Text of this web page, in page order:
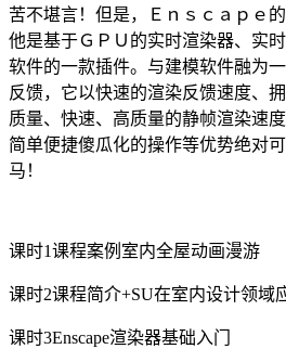
苦不堪言！但是，Ｅｎｓｃａｐｅ
他是基于ＧＰＵ的实时渲染器、实
软件的一款插件。与建模软件融为
反馈，它以快速的渲染反馈速度、
质量、快速、高质量的静帧渲染速度
简单便捷傻瓜化的操作等优势绝对
马！
课时1课程案例室内全屋动画漫游
课时2课程简介+SU在室内设计领域
课时3Enscape渲染器基础入门